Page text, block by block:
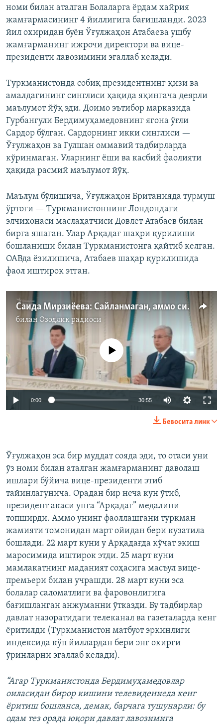
номи билан аталган Болаларга ёрдам хайрия
жамғармасининг 4 йиллигига бағишланди. 2023
йил охиридан буён Ўғулжаҳон Атабаева ушбу
жамғарманинг ижрочи директори ва вице-
президенти лавозимини эгаллаб келади.
Туркманистонда собиқ президентнинг қизи ва
амалдагининг синглиси ҳақида яқингача деярли
маълумот йўқ эди. Доимо эътибор марказида
Гурбангули Бердимуҳамедовнинг ягона ўғли
Сардор бўлган. Сардорнинг икки синглиси —
Ўғулжаҳон ва Гулшан оммавий тадбирларда
кўринмаган. Уларнинг ёши ва касбий фаолияти
ҳақида расмий маълумот йўқ.
Маълум бўлишича, Ўғулжаҳон Британияда турмуш
ўртоғи — Туркманистоннинг Лондондаги
элчихонаси маслаҳатчиси Довлет Атабаев билан
бирга яшаган. Улар Арқадағ шаҳри қурилиши
бошланиши билан Туркманистонга қайтиб келган.
ОАВда ёзилишича, Атабаев шаҳар қурилишида
фаол иштирок этган.
Саида Мирзиёева: Сайланмаган, аммо сийланган президентнинг тўнғичи
билан Озодлик радиоси
720p 1080p
Айни дамда медиа-манба мавжуд эмас
0:00 30:55
720p
Бевосита линк
Ўғулжаҳон эса бир муддат сояда эди, то отаси уни
ўз номи билан аталган жамғарманинг даволаш
ишлари бўйича вице-президенти этиб
тайинлагунича. Орадан бир неча кун ўтиб,
президент акаси унга “Арқадағ” медалини
топширди. Аммо унинг фаоллашгани туркман
жамияти томонидан март ойидан бери кузатила
бошлади. 22 март куни у Арқадағда кўчат экиш
маросимида иштирок этди. 25 март куни
мамлакатнинг маданият соҳасига масъул вице-
премьери билан учрашди. 28 март куни эса
болалар саломатлиги ва фаровонлигига
бағишланган анжуманни ўтказди. Бу тадбирлар
давлат назоратидаги телеканал ва газеталарда кенг
ёритилди (Туркманистон матбуот эркинлиги
индексида кўп йиллардан бери энг охирги
ўринларни эгаллаб келади).
“Агар Туркманистонда Бердимуҳамедовлар
оиласидан бирор кишини телевидениеда кенг
ёритиш бошланса, демак, барчага тушунарли: бу
одам тез орада юқори давлат лавозимига